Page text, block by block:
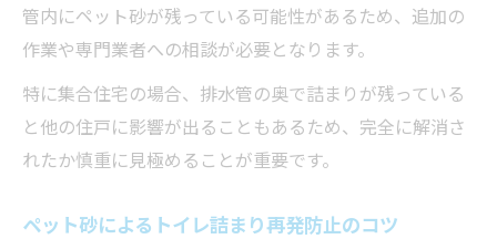
管内にペット砂が残っている可能性があるため、追加の
作業や専門業者への相談が必要となります。
特に集合住宅の場合、排水管の奥で詰まりが残っている
と他の住戸に影響が出ることもあるため、完全に解消さ
れたか慎重に見極めることが重要です。
ペット砂によるトイレ詰まり再発防止のコツ